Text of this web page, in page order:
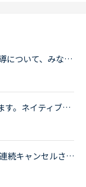
英文法をこれから習う子供への、英語での指導について、みなさん、どう思われますか？私は、説明そのものを英語で行うのは、少なくとも中学校の文法の範囲が一通り終わらないと、なかなか厳しいのではないかと思...
講師のレベルについてとても気になっております。ネイティブキャンプをはじめて3年です。文法と発音の基礎から始めてきたおかげで、段々と言いたいことを表現でき、先生の話していることもほぼ理解できるようにな...
週4くらいでいつも予約していた講師から2回連続キャンセルされました。その先生はとても教えるのがうまいので評価もよく、ファンもついている感じですが、予約自体はほぼ私だけが一日一回いれている感じです。ご...